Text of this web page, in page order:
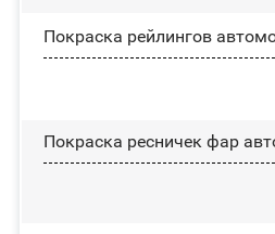
Покраска рейлингов
Покраска ресничек фар